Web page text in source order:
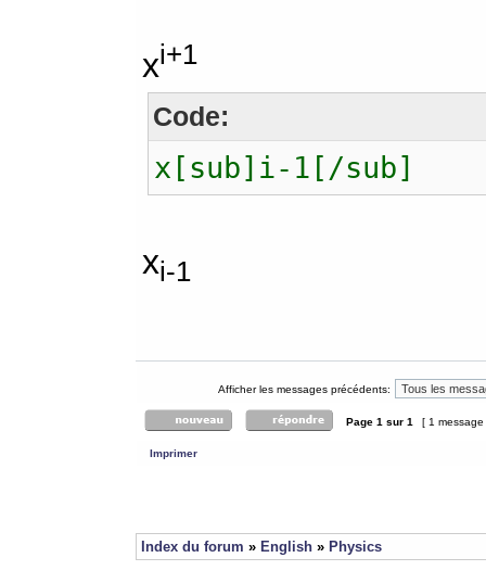
xi+1
Code:
x[sub]i-1[/sub]
xi-1
Afficher les messages précédents:
Page 1 sur 1 [ 1
Imprimer
Index du forum » English » Physics